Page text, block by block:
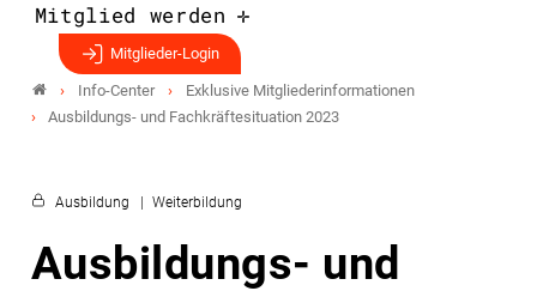
Mitglied werden
Mitglieder-Login
Info-Center
Exklusive Mitgliederinformationen
Ausbildungs- und Fachkräftesituation 2023
Ausbildung Weiterbildung
Ausbildungs- und